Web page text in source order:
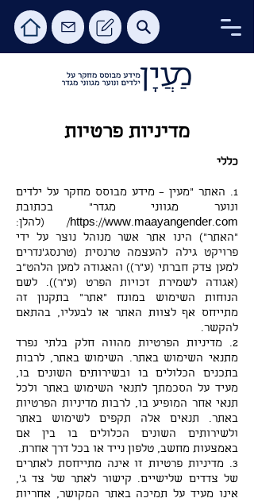
מדיניות פרטיות
כללי
1. האתר "מעין – מידע מבוסס מחקר על ילדים
ונוער מגווני מגדר" בכתובת
https://www.maayangender.com/
(להלן:
"האתר") הינו אתר אשר מנוהל נוצר על ידי
פרויקט גילה להעצמה טרנסית (טרנסג'נדרים
למען צדק חברתי (ע"ר)) והאגודה למען הלהט"ב
(אגודה לשמירת זכויות הפרט (ע"ר)). לשם
הנוחות השימוש במונח "אתר" בתקנון זה
מתייחס אף לצוות האתר או לבעליו, בהתאם
להקשר.
2. מדיניות הפרטיות מהווה חלק בלתי נפרד
מתנאי השימוש באתר. השימוש באתר, לרבות
בתכנים הכלולים בו ובשירותים השונים בו,
מעיד על הסכמתך לתנאי השימוש באתר ולכל
תנאי אחר המופיע בו, לרבות מדיניות הפרטיות
באתר. תנאים אלה תקפים לשימוש באתר
ולשירותים השונים הכלולים בו בין אם
באמצעות מחשב, טלפון נייד או בכל דרך אחרת.
3. מדיניות פרטיות זו אינה מתייחסת לאתרים
של צדדים שלישיים. קישור לאתר של צד ג',
אינו מעיד על תמיכה באתר המקושר, אחריות